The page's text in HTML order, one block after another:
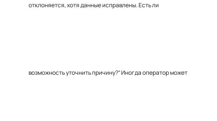
отклоняется, хотя данные исправлены. Есть ли
возможность уточнить причину?” Иногда оператор может